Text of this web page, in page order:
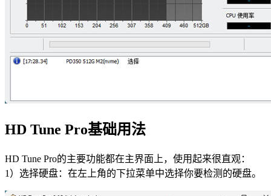
HD Tune Pro基础用法
HD Tune Pro的主要功能都在主界面上，使用起来很直观：
1）选择硬盘：在左上角的下拉菜单中选择你要检测的硬盘。